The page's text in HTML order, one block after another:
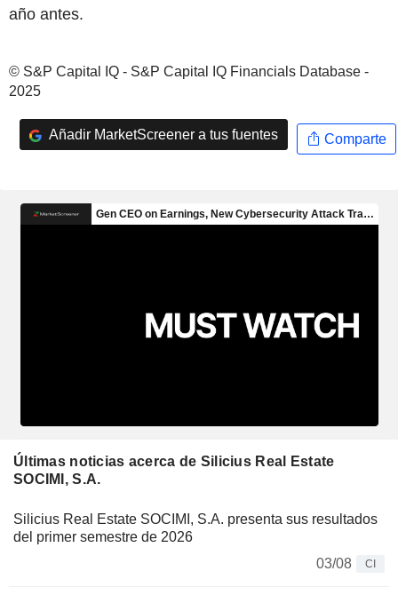
año antes.
© S&P Capital IQ - S&P Capital IQ Financials Database -
2025
Añadir MarketScreener a tus fuentes Comparte
Últimas noticias acerca de Silicius Real Estate
SOCIMI, S.A.
Silicius Real Estate SOCIMI, S.A. presenta sus resultados
del primer semestre de 2026
03/08
CI